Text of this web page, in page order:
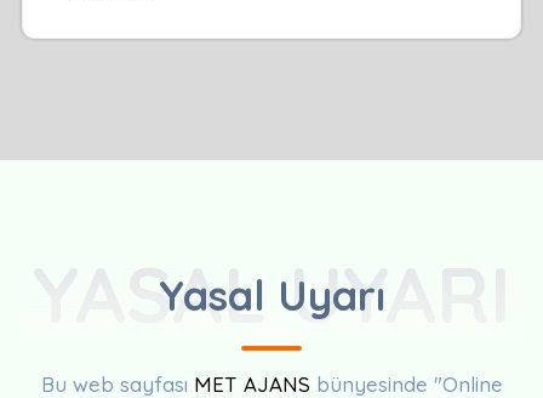
Yasal Uyarı
YASAL UYARI
Bu web sayfası MET AJANS bünyesinde "Online